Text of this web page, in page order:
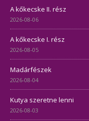
A kőkecske II. rész
2026-08-06
A kőkecske I. rész
2026-08-05
Madárfészek
2026-08-04
Kutya szeretne lenni
2026-08-03